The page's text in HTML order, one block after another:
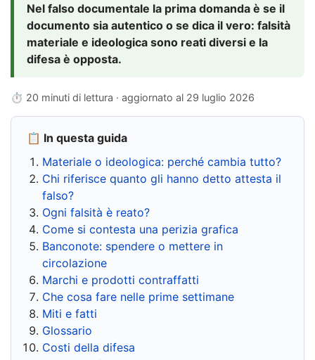
Nel falso documentale la prima domanda è se il
documento sia autentico o se dica il vero: falsità
materiale e ideologica sono reati diversi e la
difesa è opposta.
⏱ 20 minuti di lettura · aggiornato al 29 luglio 2026
📋 In questa guida
Materiale o ideologica: perché cambia tutto?
Chi riferisce quanto gli hanno detto attesta il
falso?
Ogni falsità è reato?
Come si contesta una perizia grafica
Banconote: spendere o mettere in
circolazione
Marchi e prodotti contraffatti
Che cosa fare nelle prime settimane
Miti e fatti
Glossario
Costi della difesa